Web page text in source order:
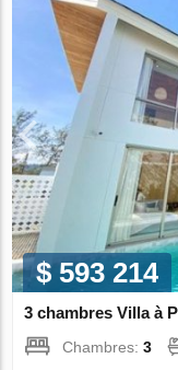
$ 593 214
3 chambres Villa à
Chambres:3